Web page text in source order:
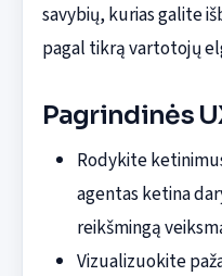
savybių, kurias galite
pagal tikrą vartotojų
Pagrindinės
Rodykite
agentas ketina
reikšmingą
Vizualizuokite